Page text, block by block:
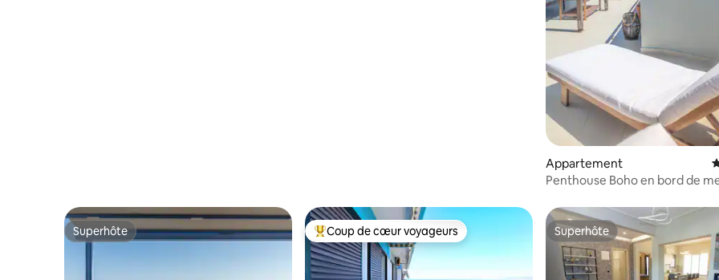
Appartement
Penthouse Boho en bord de
Superhôte
Superhôte Coups de cœur voyageurs les plus appréciés
Coup de cœur voyageurs Superhôte
Superhôte